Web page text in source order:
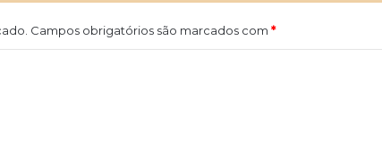
Campos obrigatórios são marcados com *